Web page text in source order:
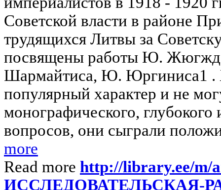
Советской власти в районе
трудящихся Литвы за
посвящены работы Ю.
Шармайтиса, Ю. Юргиниса1 .
популярный характер и не
монографического,
вопросов, они сыграли
more
Read more http://library.ee/
ИССЛЕДОВАТЕЛЬСКАЯ-